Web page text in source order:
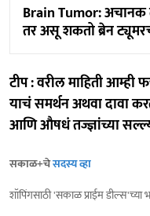
Brain Tumor: अचानक
तर असू शकतो ब्रेन
टीप : वरील माहिती आम्ही
याचं समर्थन अथवा दावा
आणि औषधं तज्ज्ञांच्या
सकाळ+चेसदस्य व्हा
शॉपिंगसाठी 'सकाळ प्राईम डील्स'च्या